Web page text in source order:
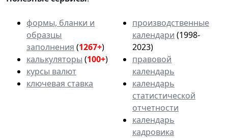
формы, бланки и
образцы
заполнения (1267+)
калькуляторы (100+)
курсы валют
ключевая ставка
производственные
календари (1998-
2023)
правовой
календарь
календарь
статистической
отчетности
календарь
кадровика